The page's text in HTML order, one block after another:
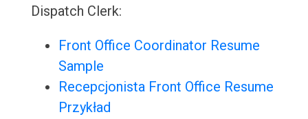
Dispatch Clerk:
Front Office Coordinator Resume
Sample
Recepcjonista Front Office Resume
Przykład